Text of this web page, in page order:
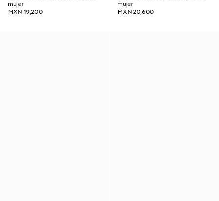
mujer
MXN 19,200
mujer
MXN 20,600